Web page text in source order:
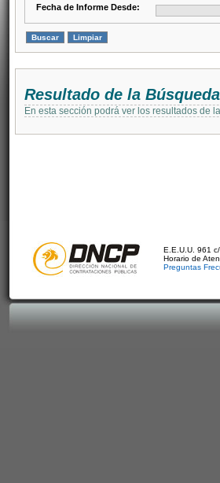
Fecha de Informe Desde:
Resultado de la Búsqueda
En esta sección podrá ver los resultados de
E.E.U.U. 961
Horario de
Preguntas